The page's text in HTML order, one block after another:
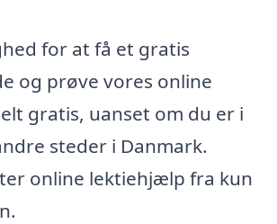
for at få et gratis
og prøve vores online
gratis, uanset om du er i
steder i Danmark.
online lektiehjælp fra kun